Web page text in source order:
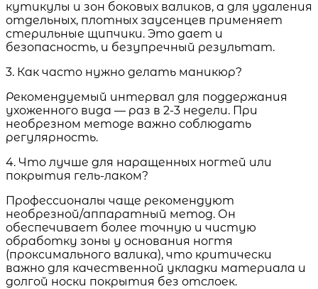
кутикулы и зон боковых валиков, а для удаления
отдельных, плотных заусенцев применяет
стерильные щипчики. Это дает и
безопасность, и безупречный результат.
3. Как часто нужно делать маникюр?
Рекомендуемый интервал для поддержания
ухоженного вида — раз в 2-3 недели. При
необрезном методе важно соблюдать
регулярность.
4. Что лучше для наращенных ногтей или
покрытия гель-лаком?
Профессионалы чаще рекомендуют
необрезной/аппаратный метод. Он
обеспечивает более точную и чистую
обработку зоны у основания ногтя
(проксимального валика), что критически
важно для качественной укладки материала и
долгой носки покрытия без отслоек.